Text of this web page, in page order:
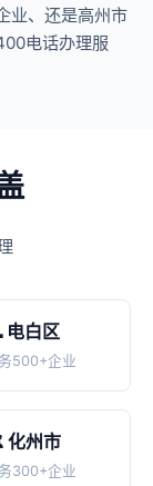
业、还是高州市
电话办理服
电白区
500+企业
州市
300+企业